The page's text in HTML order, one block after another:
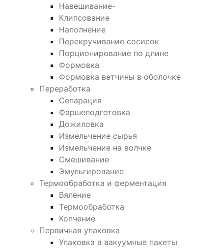
Навешивание-
Клипсование
Наполнение
Перекручивание сосисок
Порционирование по длине
Формовка
Формовка ветчины в оболочке
Переработка
Сепарация
Фаршеподготовка
Дожиловка
Измельчение сырья
Измельчение на волчке
Смешивание
Эмульгирование
Термообработка и ферментация
Вяление
Термообработка
Копчение
Первичная упаковка
Упаковка в вакуумные пакеты